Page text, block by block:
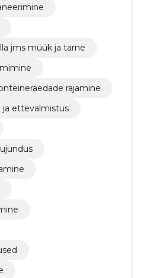
jms müük ja tarne
rajamine
ja ettevalmistus